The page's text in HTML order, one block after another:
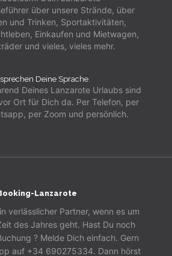
über unsere Strände, über
und Trinken, Sportaktivitäten,
Einkaufen und Mietwagen,
und vieles, vieles mehr.
Deine Sprache.
Deines Lanzarote Urlaubs sind
Ort für Dich da. Per Telefon, per
per Zoom und persönlich.
Lanzarote
verlässlicher Partner, wenn es um
des Jahres geht. Hast Du noch
? Melde Dich einfach. Gern
auf +34 690275334. Dann hörst